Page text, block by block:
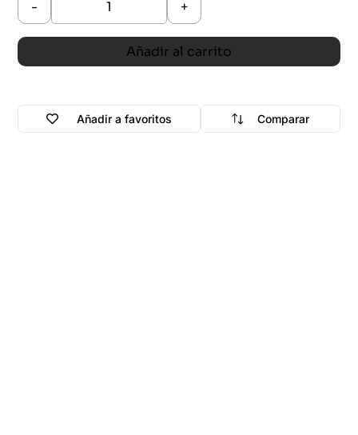
- +
Añadir al carrito
Añadir a favoritos Comparar